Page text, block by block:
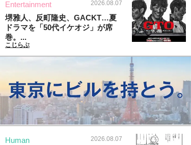
Entertainment 2026.08.07
堺雅人、反町隆史、GACKT…夏
ドラマを「50代イケオジ」が席
巻。...
こじらぶ
Human 2026.08.07